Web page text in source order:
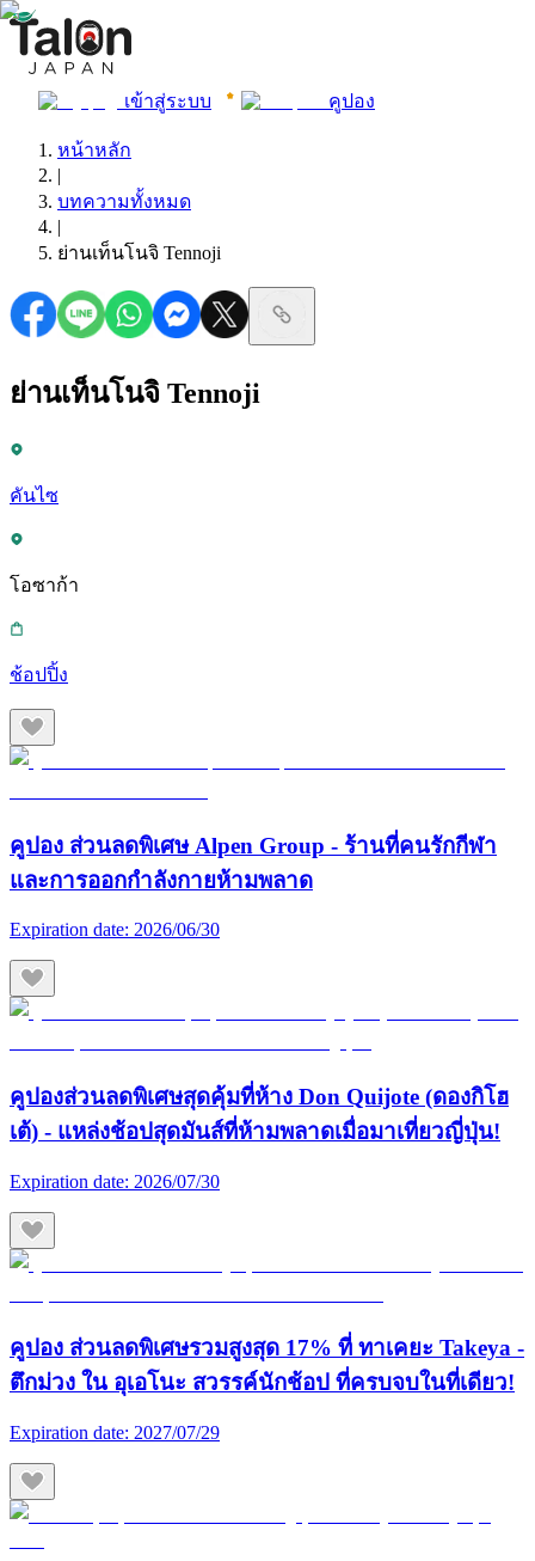
เข้าสู่ระบบ คูปอง
หน้าหลัก
|
บทความทั้งหมด
|
ย่านเท็นโนจิ Tennoji
ย่านเท็นโนจิ Tennoji
คันไซ
โอซาก้า
ช้อปปิ้ง
คูปอง ส่วนลดพิเศษ Alpen Group - ร้านที่คนรักกีฬา
และการออกกำลังกายห้ามพลาด
Expiration date: 2026/06/30
คูปองส่วนลดพิเศษสุดคุ้มที่ห้าง Don Quijote (ดองกิโฮ
เต้) - แหล่งช้อปสุดมันส์ที่ห้ามพลาดเมื่อมาเที่ยวญี่ปุ่น!
Expiration date: 2026/07/30
คูปอง ส่วนลดพิเศษรวมสูงสุด 17% ที่ ทาเคยะ Takeya -
ตึกม่วง ใน อุเอโนะ สวรรค์นักช้อป ที่ครบจบในที่เดียว!
Expiration date: 2027/07/29